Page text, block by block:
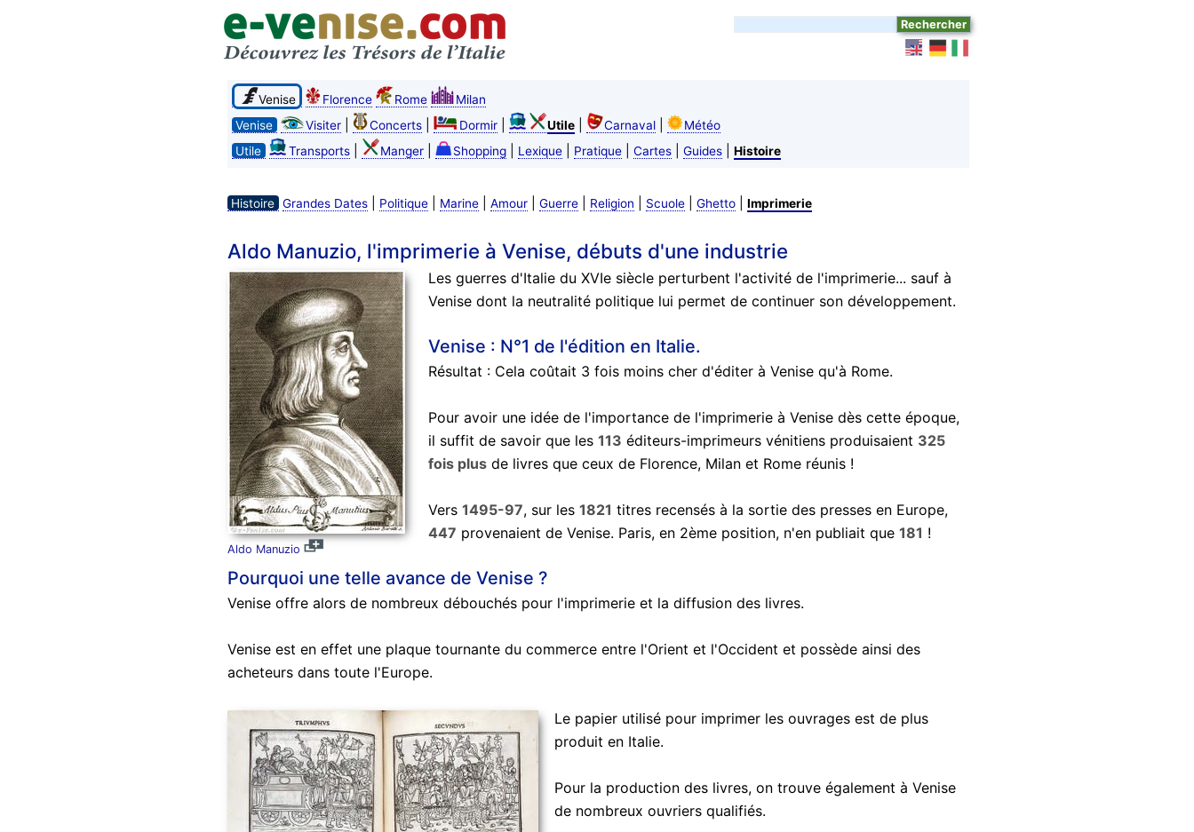
Venise Florence Rome
Milan
Venise
Visiter| Concerts| Dormir| Utile| Carnaval|
Météo
Utile
Transports| Manger| Shopping| Lexique| Pratique| Cartes| Guides| Histoire
Histoire Grandes Dates| Politique| Marine| Amour| Guerre| Religion Scuole| Ghetto| Imprimerie
Aldo Manuzio, l'imprimerie à Venise, débuts d'une industrie
Aldo Manuzio
Les guerres d'Italie du XVIe siècle perturbent l'activité de l'imprimerie... sauf à
Venise dont la neutralité politique lui permet de continuer son développement.
Venise : N°1 de l'édition en Italie.
Résultat : Cela coûtait 3 fois moins cher d'éditer à Venise qu'à Rome.
Pour avoir une idée de l'importance de l'imprimerie à Venise dès cette époque,
il suffit de savoir que les 113 éditeurs-imprimeurs vénitiens produisaient 325
fois plusde livres que ceux de Florence, Milan et Rome réunis !
Vers 1495-97, sur les 1821 titres recensés à la sortie des presses en Europe,
447 provenaient de Venise. Paris, en 2ème position, n'en publiait que 181 !
Pourquoi une telle avance de Venise ?
Venise offre alors de nombreux débouchés pour l'imprimerie et la diffusion des livres.
Venise est en effet une plaque tournante du commerce entre l'Orient et l'Occident et possède ainsi des
acheteurs dans toute l'Europe.
Le papier utilisé pour imprimer les ouvrages est de plus
produit en Italie.
Pour la production des livres, on trouve également à Venise
de nombreux ouvriers qualifiés.